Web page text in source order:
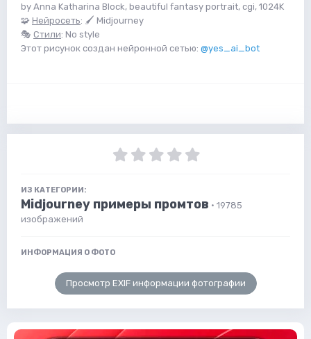
by Anna Katharina Block, beautiful fantasy portrait, cgi, 1024K
🧩 Нейросеть: 🖌 Midjourney
🎭 Стили: No style
Этот рисунок создан нейронной сетью: @yes_ai_bot
ИЗ КАТЕГОРИИ:
Midjourney примеры промтов · 19785
изображений
ИНФОРМАЦИЯ О ФОТО
Просмотр EXIF информации фотографии